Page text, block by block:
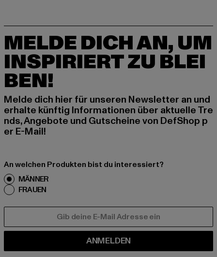
MELDE DICH AN, UM
INSPIRIERT ZU BLEI
BEN!
Melde dich hier für unseren Newsletter an und
erhalte künftig Informationen über aktuelle Tre
nds, Angebote und Gutscheine von DefShop p
er E-Mail!
An welchen Produkten bist du interessiert?
MÄNNER
FRAUEN
ANMELDEN